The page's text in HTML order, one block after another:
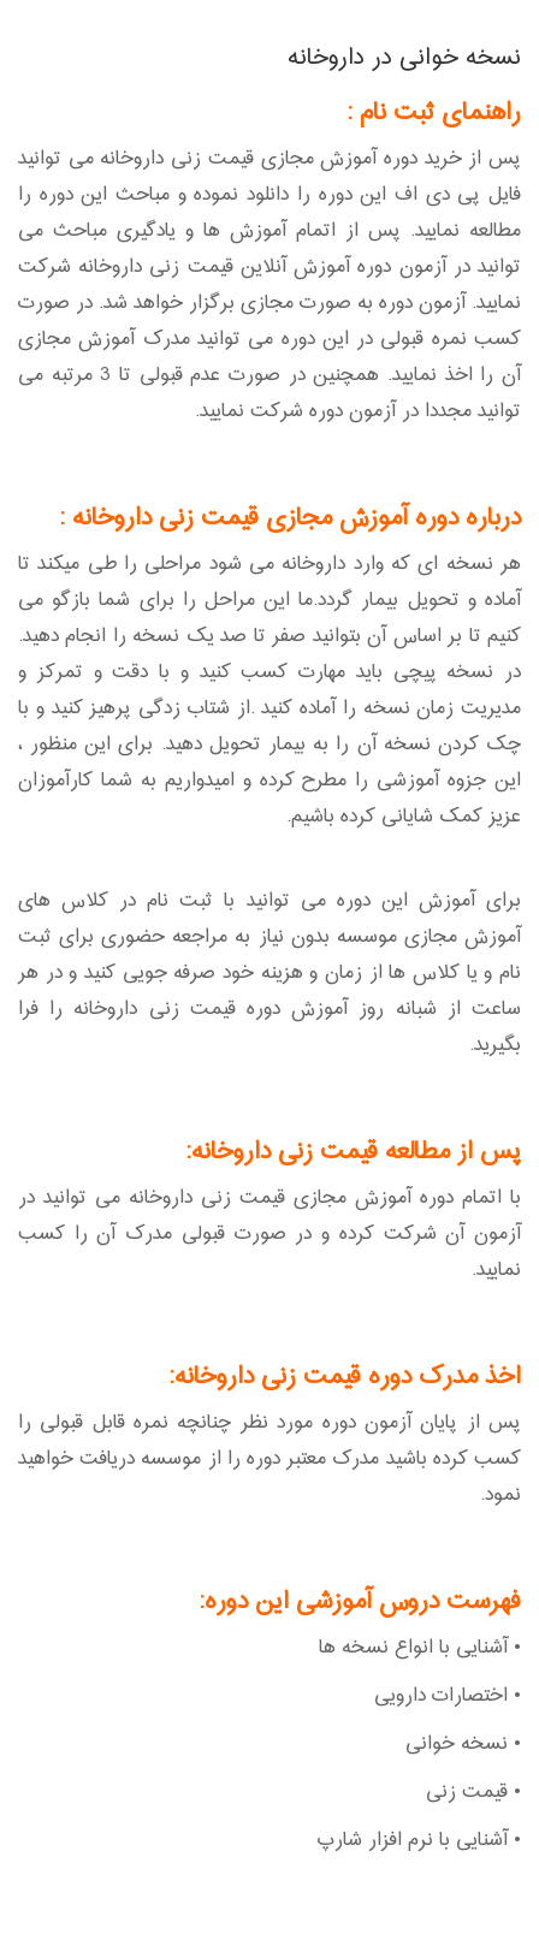
نسخه خوانی در داروخانه
راهنمای ثبت نام :
پس از خرید دوره آموزش مجازی قیمت زنی داروخانه می توانید
فایل پی دی اف این دوره را دانلود نموده و مباحث این دوره را
مطالعه نمایید. پس از اتمام آموزش ها و یادگیری مباحث می
توانید در آزمون دوره آموزش آنلاین قیمت زنی داروخانه شرکت
نمایید. آزمون دوره به صورت مجازی برگزار خواهد شد. در صورت
کسب نمره قبولی در این دوره می توانید مدرک آموزش مجازی
آن را اخذ نمایید. همچنین در صورت عدم قبولی تا 3 مرتبه می
توانید مجددا در آزمون دوره شرکت نمایید.
درباره دوره آموزش مجازی قیمت زنی داروخانه :
هر نسخه ای که وارد داروخانه می شود مراحلی را طی میکند تا
آماده و تحویل بیمار گردد.ما این مراحل را برای شما بازگو می
کنیم تا بر اساس آن بتوانید صفر تا صد یک نسخه را انجام دهید.
در نسخه پیچی باید مهارت کسب کنید و با دقت و تمرکز و
مدیریت زمان نسخه را آماده کنید .از شتاب زدگی پرهیز کنید و با
چک کردن نسخه آن را به بیمار تحویل دهید. برای این منظور ،
این جزوه آموزشی را مطرح کرده و امیدواریم به شما کارآموزان
عزیز کمک شایانی کرده باشیم.
برای آموزش این دوره می توانید با ثبت نام در کلاس های
آموزش مجازی موسسه بدون نیاز به مراجعه حضوری برای ثبت
نام و یا کلاس ها از زمان و هزینه خود صرفه جویی کنید و در هر
ساعت از شبانه روز آموزش دوره قیمت زنی داروخانه را فرا
بگیرید.
پس از مطالعه قیمت زنی داروخانه:
با اتمام دوره آموزش مجازی قیمت زنی داروخانه می توانید در
آزمون آن شرکت کرده و در صورت قبولی مدرک آن را کسب
نمایید.
اخذ مدرک دوره قیمت زنی داروخانه:
پس از پایان آزمون دوره مورد نظر چنانچه نمره قابل قبولی را
کسب کرده باشید مدرک معتبر دوره را از موسسه دریافت خواهید
نمود.
فهرست دروس آموزشی این دوره:
• آشنایی با انواع نسخه ها
• اختصارات دارویی
• نسخه خوانی
• قیمت زنی
• آشنایی با نرم افزار شارپ